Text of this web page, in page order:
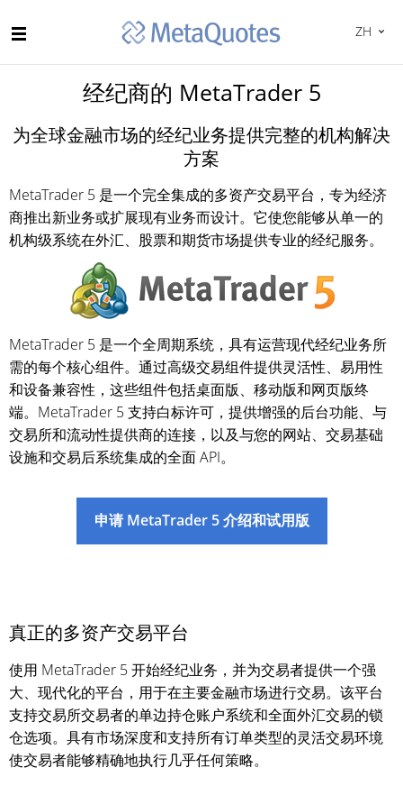
ZH
经纪商的 MetaTrader 5
为全球金融市场的经纪业务提供完整的机构解决
方案
MetaTrader 5 是一个完全集成的多资产交易平台，专为经济
商推出新业务或扩展现有业务而设计。它使您能够从单一的
机构级系统在外汇、股票和期货市场提供专业的经纪服务。
MetaTrader 5 是一个全周期系统，具有运营现代经纪业务所
需的每个核心组件。通过高级交易组件提供灵活性、易用性
和设备兼容性，这些组件包括桌面版、移动版和网页版终
端。MetaTrader 5 支持白标许可，提供增强的后台功能、与
交易所和流动性提供商的连接，以及与您的网站、交易基础
设施和交易后系统集成的全面 API。
申请 MetaTrader 5 介绍和试用版
真正的多资产交易平台
使用 MetaTrader 5 开始经纪业务，并为交易者提供一个强
大、现代化的平台，用于在主要金融市场进行交易。该平台
支持交易所交易者的单边持仓账户系统和全面外汇交易的锁
仓选项。具有市场深度和支持所有订单类型的灵活交易环境
使交易者能够精确地执行几乎任何策略。